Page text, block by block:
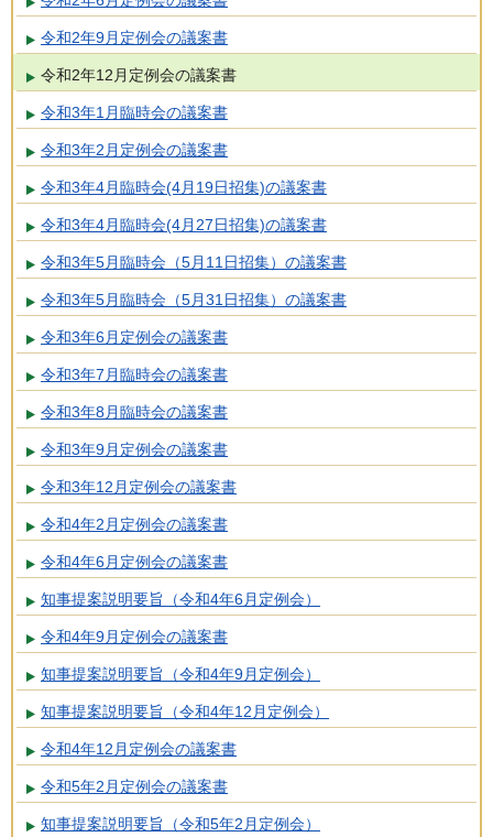
令和2年9月定例会の議案書
令和2年12月定例会の議案書
令和3年1月臨時会の議案書
令和3年2月定例会の議案書
令和3年4月臨時会(4月19日招集)の議案書
令和3年4月臨時会(4月27日招集)の議案書
令和3年5月臨時会（5月11日招集）の議案書
令和3年5月臨時会（5月31日招集）の議案書
令和3年6月定例会の議案書
令和3年7月臨時会の議案書
令和3年8月臨時会の議案書
令和3年9月定例会の議案書
令和3年12月定例会の議案書
令和4年2月定例会の議案書
令和4年6月定例会の議案書
知事提案説明要旨（令和4年6月定例会）
令和4年9月定例会の議案書
知事提案説明要旨（令和4年9月定例会）
知事提案説明要旨（令和4年12月定例会）
令和4年12月定例会の議案書
令和5年2月定例会の議案書
知事提案説明要旨（令和5年2月定例会）